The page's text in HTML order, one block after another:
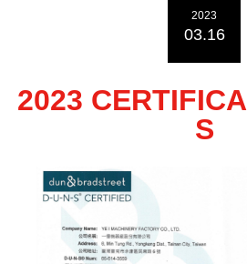
2023
03.16
2023
S